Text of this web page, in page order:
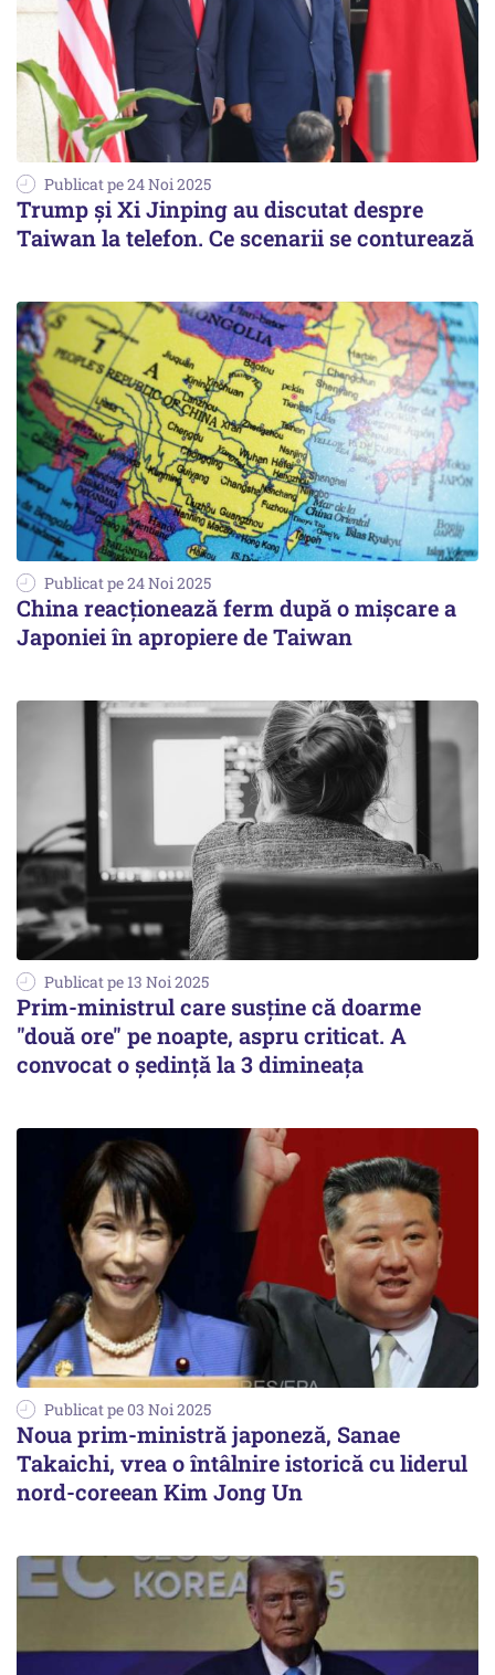
Publicat pe 24 Noi 2025
Trump și Xi Jinping au discutat despre
Taiwan la telefon. Ce scenarii se conturează
Publicat pe 24 Noi 2025
China reacționează ferm după o mișcare a
Japoniei în apropiere de Taiwan
Publicat pe 13 Noi 2025
Prim-ministrul care susține că doarme
"două ore" pe noapte, aspru criticat. A
convocat o ședință la 3 dimineața
Publicat pe 03 Noi 2025
Noua prim-ministră japoneză, Sanae
Takaichi, vrea o întâlnire istorică cu liderul
nord-coreean Kim Jong Un